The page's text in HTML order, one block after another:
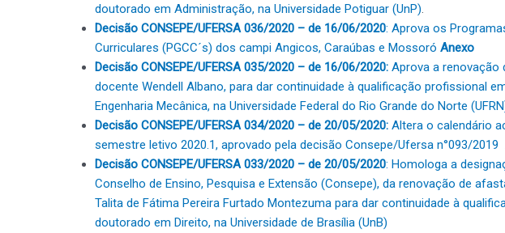
doutorado em Administração, na Universidade Potiguar (UnP)
Decisão CONSEPE/UFERSA 036/2020 – de 16/06/2020: Aprova os
Curriculares (PGCC´s) dos campi Angicos, Caraúbas e Mossoró Anexo
Decisão CONSEPE/UFERSA 035/2020 – de 16/06/2020: Aprova a
docente Wendell Albano, para dar continuidade à qualificação profissional
Engenharia Mecânica, na Universidade Federal do Rio Grande do Norte
Decisão CONSEPE/UFERSA 034/2020 – de 20/05/2020: Altera o calendário
semestre letivo 2020.1, aprovado pela decisão Consepe/Ufersa n°093/2019
Decisão CONSEPE/UFERSA 033/2020 – de 20/05/2020: Homologa a
Conselho de Ensino, Pesquisa e Extensão (Consepe), da renovação de
Talita de Fátima Pereira Furtado Montezuma para dar continuidade à
doutorado em Direito, na Universidade de Brasília (UnB)